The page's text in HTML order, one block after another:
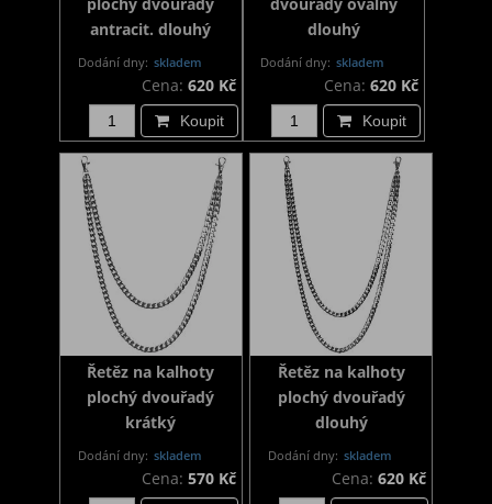
antracit. dlouhý
Dodání dny: skladem
Cena: 620 Kč
Koupit
dlouhý
Dodání dny: skladem
Cena:620 Kč
Koupit
Řetěz na kalhoty
plochý dvouřadý
krátký
Dodání dny: skladem
Cena: 570 Kč
Řetěz na kalhoty
plochý dvouřadý
dlouhý
Dodání dny: skladem
Cena: 620 Kč